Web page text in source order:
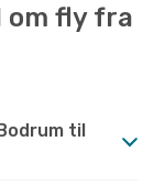
om fly fra
til